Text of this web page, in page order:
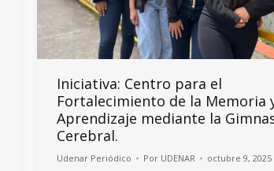
Iniciativa: Centro para el
Fortalecimiento de la Memoria
Aprendizaje mediante la
Cerebral.
Udenar Periódico Por UDENAR octubre 9, 2025